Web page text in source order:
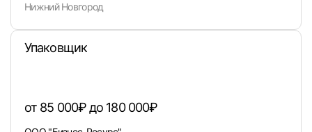
Вход по коду
Нижний Новгород
Упаковщик
от 85 000₽ до 180 000₽